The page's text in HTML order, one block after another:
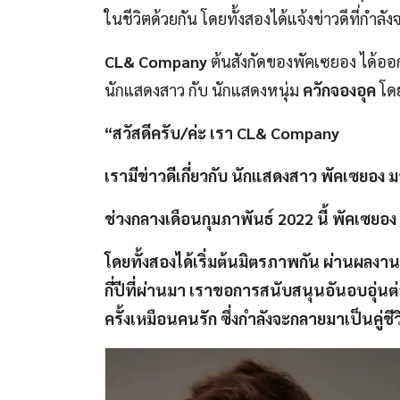
ในชีวิตด้วยกัน โดยทั้งสองได้แจ้งข่าวดีที่กำลั
CL& Company ต้นสังกัดของพัคเซยอง ได้อ
นักแสดงสาว กับ นักแสดงหนุ่ม ควักจองอุคโด
“สวัสดีครับ/ค่ะ เรา CL& Company
เรามีข่าวดีเกี่ยวกับ นักแสดงสาว พัคเซยอง
ช่วงกลางเดือนกุมภาพันธ์ 2022 นี้ พัคเซยอ
โดยทั้งสองได้เริ่มต้นมิตรภาพกัน ผ่านผลง
กี่ปีที่ผ่านมา เราขอการสนับสนุนอันอบอุ่นต่
ครั้งเหมือนคนรัก ซึ่งกำลังจะกลายมาเป็นคู่